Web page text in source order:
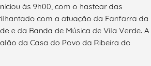
às 9h00, com o hastear das
com a atuação da Fanfarra da
e da Banda de Música de Vila Verde. A
da Casa do Povo da Ribeira do